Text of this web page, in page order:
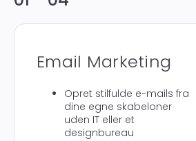
Email Marketing
Opret stilfulde e-mails fra
dine egne skabeloner
uden IT eller et
designbureau